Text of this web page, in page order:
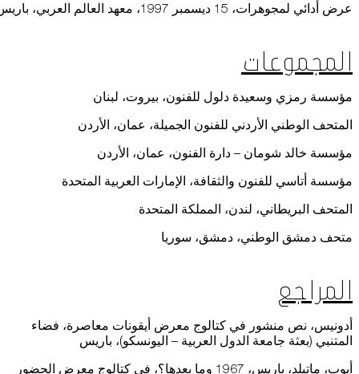
عرض أدائي لمجوهرات، 15 ديسمبر 1997، معهد العالم العربي، باريس
المجموعات
مؤسسة رمزي وسعيدة دلول للفنون، بيروت، لبنان
المتحف الوطني الأردني للفنون الجميلة، عمان، الأردن
مؤسسة خالد شومان – دارة الفنون، عمان، الأردن
مؤسسة أتاسي للفنون والثقافة، الإمارات العربية المتحدة
المتحف البريطاني، لندن، المملكة المتحدة
متحف دمشق الوطني، دمشق، سوريا
المراجع
أدونيس، نص منشور في كتالوج معرض أيقونات معاصرة، فضاء
المتنبي (بعثة جامعة الدول العربية – اليونسكو)، باريس
أيوب، ماتيلد، باريس، 1967 وما بعدها؟، في كتالوج معرض الحضور